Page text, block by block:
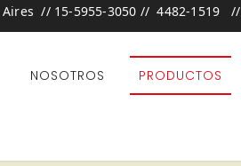
Aires // 15-5955-3050 //4482-1519 //
NOSOTROS PRODUCTOS